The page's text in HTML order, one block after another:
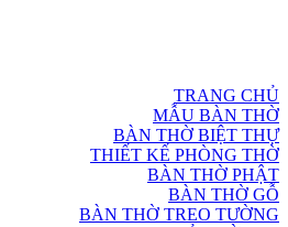
TRANG CHỦ
MẪU BÀN THỜ
BÀN THỜ BIỆT THỰ
THIẾT KẾ PHÒNG THỜ
BÀN THỜ PHẬT
BÀN THỜ GỖ
BÀN THỜ TREO TƯỜNG